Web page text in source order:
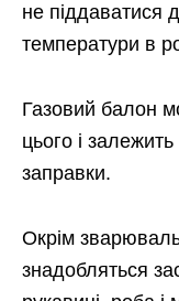
не піддаватися
температури в
Газовий балон
цього і
заправки.
Окрім
знадобляться